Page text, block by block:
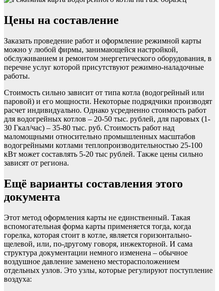
Цены на составление
Заказать проведение работ и оформление режимной карты
можно у любой фирмы, занимающейся настройкой,
обслуживанием и ремонтом энергетического оборудования, в
перечне услуг которой присутствуют режимно-наладочные
работы.
Стоимость сильно зависит от типа котла (водогрейный или
паровой) и его мощности. Некоторые подрядчики производят
расчет индивидуально. Однако усредненно стоимость работ
для водогрейных котлов – 20-50 тыс. рублей, для паровых (1-
30 Гкал/час) – 35-80 тыс. руб. Стоимость работ над
маломощными относительно промышленных масштабов
водогрейными котлами теплопроизводительностью 25-100
кВт может составлять 5-20 тыс рублей. Также цены сильно
зависят от региона.
Ещё варианты составления этого
документа
Этот метод оформления карты не единственный. Такая
вспомогательная форма карты применяется тогда, когда
горелка, которая стоит в котле, является горизонтально-
щелевой, или, по-другому говоря, инжекторной. И сама
структура документации немного изменена – обычное
воздушное давление заменено месторасположением
отдельных узлов. Это узлы, которые регулируют поступление
воздуха: